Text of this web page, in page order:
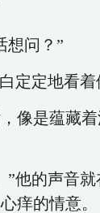
想问？”
定定地看着
像是蕴藏
他的声音就
痒的情意。